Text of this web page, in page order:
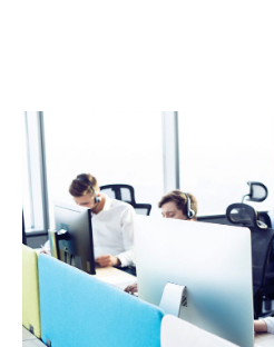
spedizione pallet roma sud
spedizione pallet santa palomba
spedizione pallet castelli romani
spedizione pallet ardea
spedizione pallet aprilia
spedizione pallet pomezia
spedizione pallet fiumicino
spedizione pallet acilia